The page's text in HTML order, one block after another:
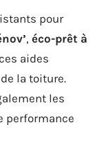
pour
, éco-prêt à
aides
la toiture.
les
performance